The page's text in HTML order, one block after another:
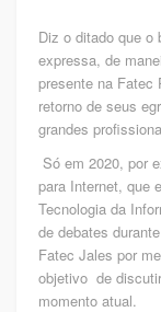
Diz o ditado que o
expressa, de
presente na Fatec
retorno de seus
grandes
Só em 2020, por
para Internet, que
Tecnologia da
de debates
Fatec Jales por
objetivo de
momento atual.